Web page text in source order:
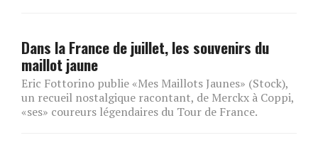
Dans la France de juillet, les souvenirs du
maillot jaune
Eric Fottorino publie «Mes Maillots Jaunes» (Stock),
un recueil nostalgique racontant, de Merckx à Coppi,
«ses» coureurs légendaires du Tour de France.